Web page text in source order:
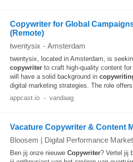
Copywriter for Global
(Remote)
twentysix - Amsterdam
twentysix, located in Amsterdam, is
copywriter to craft high-quality content
will have a solid background in
digital marketing strategies. The role
appcast.io - vandaag
Vacature Copywriter & Content
Bloosem | Digital Performance
Ben jij onze nieuwe Copywriter? Vertel jij